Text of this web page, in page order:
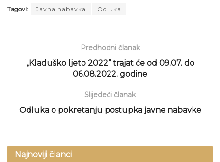
Tagovi: Javna nabavka Odluka
Predhodni članak
„Kladuško ljeto 2022“ trajat će od 09.07. do
06.08.2022. godine
Slijedeći članak
Odluka o pokretanju postupka javne nabavke
Najnoviji članci